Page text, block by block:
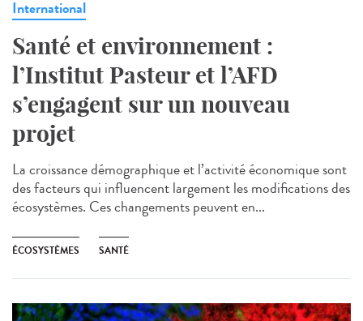
International
Santé et environnement :
l’Institut Pasteur et l’AFD
s’engagent sur un nouveau
projet
La croissance démographique et l’activité économique sont
des facteurs qui influencent largement les modifications des
écosystèmes. Ces changements peuvent en...
ÉCOSYSTÈMES SANTÉ